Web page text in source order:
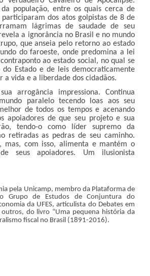
população, entre os quais cerca de
participaram dos atos golpistas de 8 de
lágrimas de saudade de seu
a ignorância no Brasil e no mundo
que anseia pelo retorno ao estado
do faroeste, onde predomina a lei
ao estado social, no qual se
Estado e de leis democraticamente
a vida e a liberdade dos cidadãos.
arrogância impressiona. Continua
paralelo tecendo loas aos seu
de todos os tempos e acenando
apoiadores de que seu projeto e sua
tendo-o como líder supremo da
retiradas as pedras de seu caminho.
mas, com isso, alimenta e mantém o
seus apoiadores. Um ilusionista
pela Unicamp, membro da Plataforma de
Grupo de Estudos de Conjuntura do
da UFES, articulista do Debates em
do livro “Uma pequena história da
fiscal no Brasil (1891-2016).